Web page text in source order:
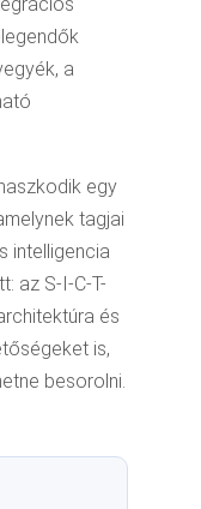
a
egy
tagjai
intelligencia
az S-I-C-T-
és
is,
besorolni.